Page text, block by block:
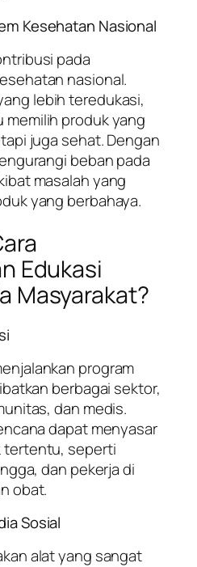
Kesehatan Nasional
pada
nasional.
lebih teredukasi,
memilih produk yang
juga sehat. Dengan
beban pada
masalah yang
yang berbahaya.
Edukasi
Masyarakat?
program
berbagai sektor,
dan medis.
dapat menyasar
tertentu, seperti
dan pekerja di
obat.
Sosial
alat yang sangat